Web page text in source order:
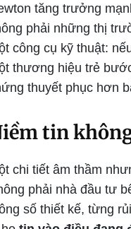
tăng trưởng
phải những thị
công cụ kỹ thuật:
thương hiệu trẻ
thuyết phục hơn
tin
chi tiết âm thầm
phải nhà đầu tư
số thiết kế, từng